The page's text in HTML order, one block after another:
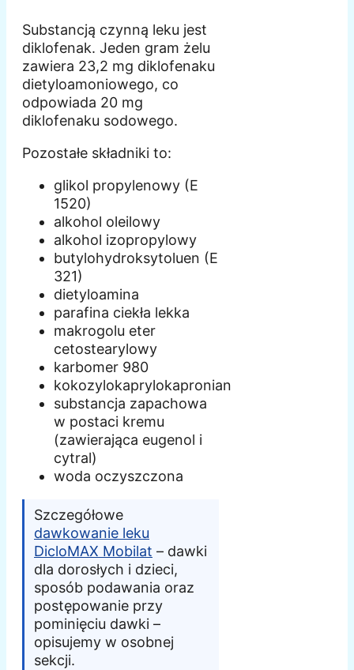
Substancją czynną leku jest
diklofenak. Jeden gram żelu
zawiera 23,2 mg diklofenaku
dietyloamoniowego, co
odpowiada 20 mg
diklofenaku sodowego.
Pozostałe składniki to:
glikol propylenowy (E
1520)
alkohol oleilowy
alkohol izopropylowy
butylohydroksytoluen (E
321)
dietyloamina
parafina ciekła lekka
makrogolu eter
cetostearylowy
karbomer 980
kokozylokaprylokapronian
substancja zapachowa
w postaci kremu
(zawierająca eugenol i
cytral)
woda oczyszczona
Szczegółowe
dawkowanie leku
DicloMAX Mobilat – dawki
dla dorosłych i dzieci,
sposób podawania oraz
postępowanie przy
pominięciu dawki –
opisujemy w osobnej
sekcji.